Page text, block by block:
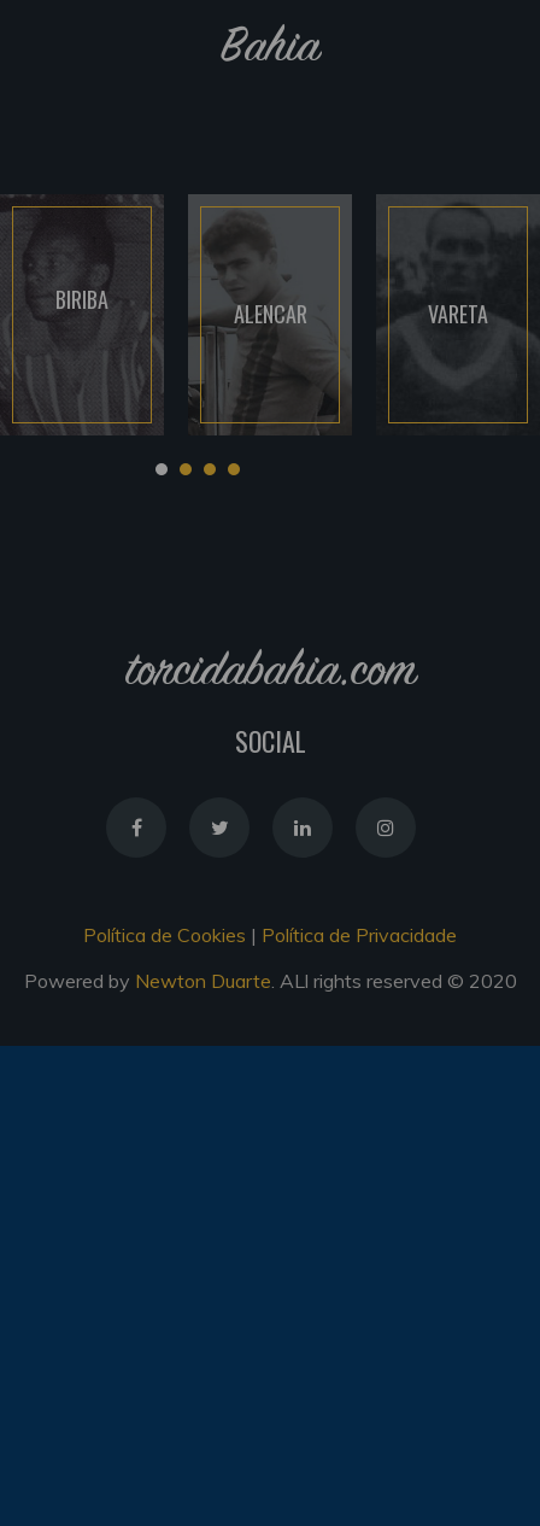
Bahia
BIRIBA ALENCAR VARETA
torcidabahia.com
SOCIAL
Política de Cookies | Política de Privacidade
Powered by Newton Duarte . ALl rights reserved © 2020